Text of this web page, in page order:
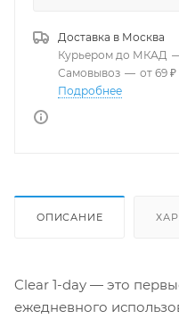
Доставка в Москва
Курьером до МКАД
Самовывоз — от 69 ₽
Подробнее
ОПИСАНИЕ
Clear 1-day — это
ежедневного